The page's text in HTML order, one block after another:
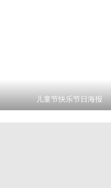
儿童节快乐节日海报